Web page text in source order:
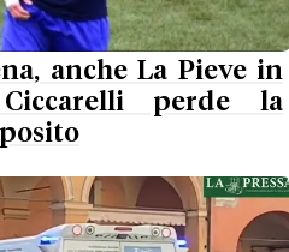
anche La Pieve in
perde la